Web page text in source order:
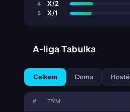
4 X/2
5 X/1
A-liga Tabulka
Celkem Doma Hosté
# TÝM